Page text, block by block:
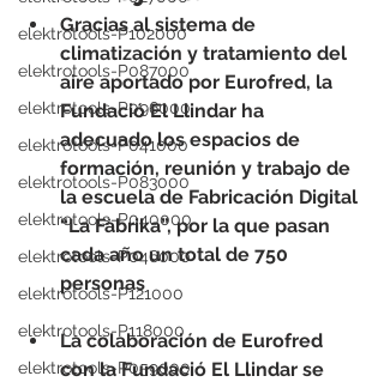
elektrotools-P102000
elektrotools-P087000
elektrotools-P096000
elektrotools-P041000
elektrotools-P083000
elektrotools-P040000
elektrotools-P046000
elektrotools-P121000
elektrotools-P118000
elektrotools-P059000
Gracias al sistema de
climatización y tratamiento del
aire aportado por Eurofred, la
Fundació El Llindar ha
adecuado los espacios de
formación, reunión y trabajo de
la escuela de Fabricación Digital
“La Fàbrika”, por la que pasan
cada año un total de 750
personas
La colaboración de Eurofred
con la Fundació El Llindar se